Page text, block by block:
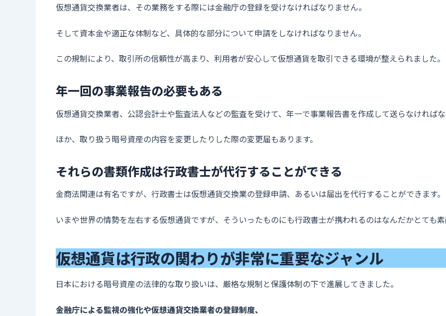
仮想通貨交換業者は、その業務をする際には金融庁の登録を受けなければなりません。
そして資本金や適正な体制など、具体的な部分について申請をしなければなりません。
この規制により、取引所の信頼性が高まり、利用者が安心して仮想通貨を取引できる環境が整えられました。
年一回の事業報告の必要もある
仮想通貨交換業者、公認会計士や監査法人などの監査を受けて、年一で事業報告書を作成して送らなければ
ほか、取り扱う暗号資産の内容を変更したりした際の変更届もあります。
それらの書類作成は行政書士が代行することができる
金商法関連は有名ですが、行政書士は仮想通貨交換業の登録申請、あるいは届出を代行することができます。
いまや世界の情勢を左右する仮想通貨ですが、そういったものにも行政書士が携われるのはなんだかとても
仮想通貨は行政の関わりが非常に重要なジャンル
日本における暗号資産の法律的な取り扱いは、厳格な規制と保護体制の下で進展してきました。
金融庁による監視の強化や仮想通貨交換業者の登録制度、